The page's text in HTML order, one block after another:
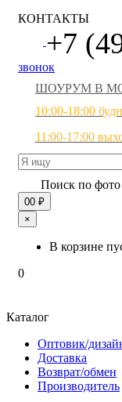
КОНТАКТЫ
+7
звонок
ШОУРУМ В
10:00-18:00
11:00-17:00
Поиск по фото
00 ₽
×
В корзине
0
Каталог
Оптовик/
Доставка
Возврат/обмен
Производитель